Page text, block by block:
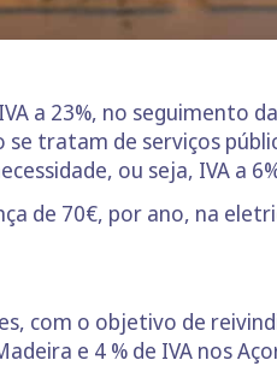
a 23%, no seguimento
tratam de serviços
ou seja, IVA a
de 70€, por ano, na
com o objetivo de
e 4 % de IVA nos